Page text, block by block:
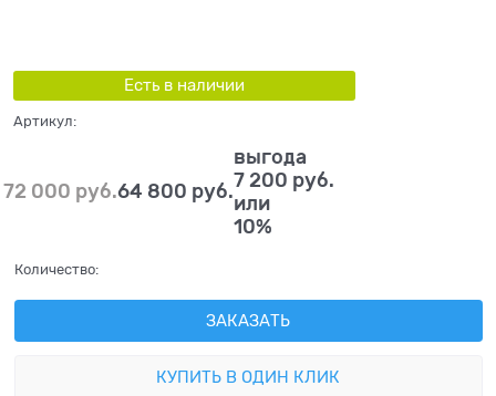
Есть в наличии
Артикул:
72 000 руб.64 800 руб.
выгода
7 200 руб.
или
10%
Количество:
ЗАКАЗАТЬ
КУПИТЬ В ОДИН КЛИК